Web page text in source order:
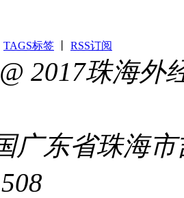
TAGS标签 RSS订阅
2017珠海
广东省珠海